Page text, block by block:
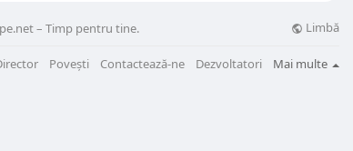
– Timp pentru tine. Limbă
Povești Contactează-ne Dezvoltatori Mai multe